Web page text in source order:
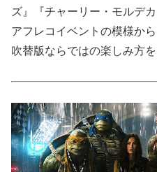
ズ』『チャーリー・モルデ
アフレコイベントの模様か
吹替版ならではの楽しみ方